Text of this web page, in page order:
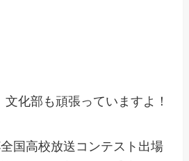
化部も頑張っていますよ！
国高校放送コンテスト出場